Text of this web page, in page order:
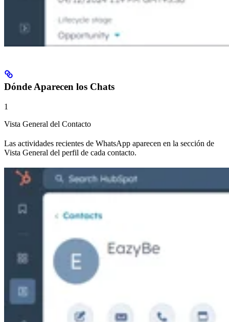
Dónde Aparecen los Chats
1
Vista General del Contacto
Las actividades recientes de WhatsApp aparecen en la sección de
Vista General del perfil de cada contacto.